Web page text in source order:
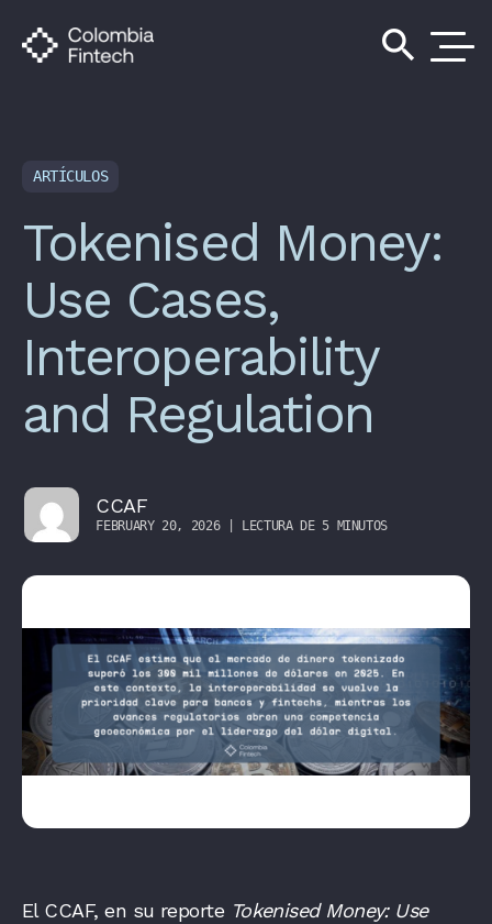
search
ARTÍCULOS
Tokenised Money:
Use Cases,
Interoperability
and Regulation
CCAF
FEBRUARY 20, 2026 | LECTURA DE 5 MINUTOS
El CCAF, en su reporte Tokenised Money: Use